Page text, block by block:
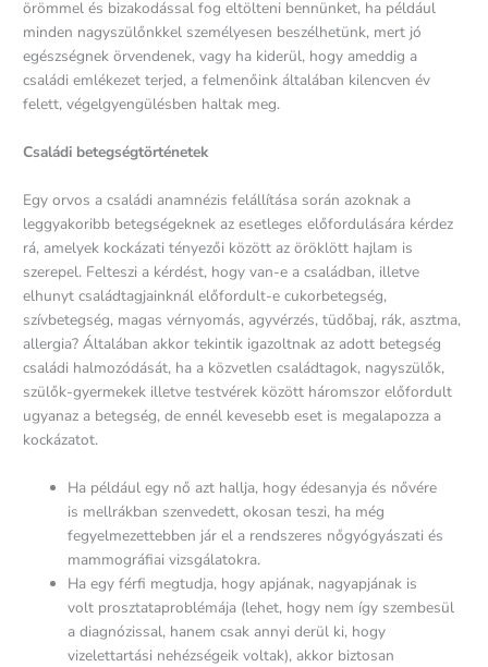
örömmel és bizakodással fog eltölteni bennünket, ha például
minden nagyszülőnkkel személyesen beszélhetünk, mert jó
egészségnek örvendenek, vagy ha kiderül, hogy ameddig a
családi emlékezet terjed, a felmenőink általában kilencven év
felett, végelgyengülésben haltak meg.
Családi betegségtörténetek
Egy orvos a családi anamnézis felállítása során azoknak a
leggyakoribb betegségeknek az esetleges előfordulására kérdez
rá, amelyek kockázati tényezői között az öröklött hajlam is
szerepel. Felteszi a kérdést, hogy van-e a családban, illetve
elhunyt családtagjainknál előfordult-e cukorbetegség,
szívbetegség, magas vérnyomás, agyvérzés, tüdőbaj, rák, asztma,
allergia? Általában akkor tekintik igazoltnak az adott betegség
családi halmozódását, ha a közvetlen családtagok, nagyszülők,
szülők-gyermekek illetve testvérek között háromszor előfordult
ugyanaz a betegség, de ennél kevesebb eset is megalapozza a
kockázatot.
Ha például egy nő azt hallja, hogy édesanyja és nővére
is mellrákban szenvedett, okosan teszi, ha még
fegyelmezettebben jár el a rendszeres nőgyógyászati és
mammográfiai vizsgálatokra.
Ha egy férfi megtudja, hogy apjának, nagyapjának is
volt prosztataproblémája (lehet, hogy nem így szembesül
a diagnózissal, hanem csak annyi derül ki, hogy
vizelettartási nehézségeik voltak), akkor biztosan